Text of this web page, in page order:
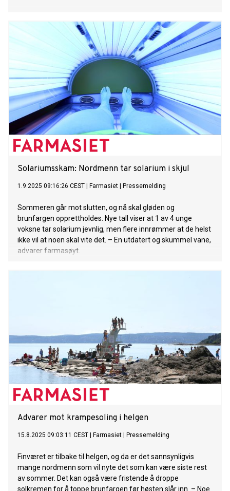
Solariumsskam: Nordmenn tar solarium i skjul
1.9.2025 09:16:26 CEST Farmasiet Pressemelding
Sommeren går mot slutten, og nå skal gløden og
brunfargen opprettholdes. Nye tall viser at 1 av 4 unge
voksne tar solarium jevnlig, men flere innrømmer at de helst
ikke vil at noen skal vite det. – En utdatert og skummel vane,
advarer farmasøyt.
Advarer mot krampesoling i helgen
15.8.2025 09:03:11 CEST Farmasiet Pressemelding
Finværet er tilbake til helgen, og da er det sannsynligvis
mange nordmenn som vil nyte det som kan være siste rest
av sommer. Det kan også være fristende å droppe
solkremen for å toppe brunfargen før høsten slår inn. – Noe